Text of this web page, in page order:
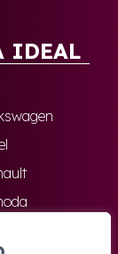
IDEAL